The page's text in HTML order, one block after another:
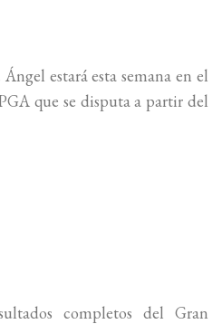
estará esta semana en el
que se disputa a partir del
completos del Gran